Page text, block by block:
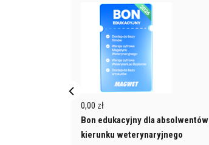
0,00 zł
Bon edukacyjny dla absolwentów
kierunku weterynaryjnego